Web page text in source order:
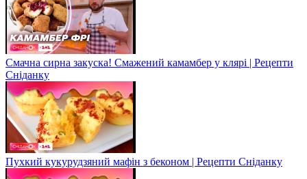
Смачна сирна закуска! Смажений камамбер у клярі | Рецепти
Сніданку
Пухкий кукурудзяний мафін з беконом | Рецепти Сніданку